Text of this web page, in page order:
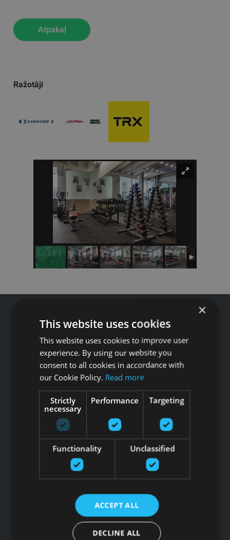
Ražotāji
Atpakaļ
Tālrunis: +371 67 99 40 44
info@gfitness.lv
SIA G Kolizejs
Juridiskā adrese: Ezermalas iela 6 k-3, Rīga, LV-1006
Reģ.Nr. 44103017158 PVN Nr. LV44103017158
A/S SEB Banka LV92UNLA0004007467819 , SWIFT: UNLALV2X
Pieteikties jaunumiem
×
This website uses cookies
This website uses cookies to improve user
experience. By using our website you
consent to all cookies in accordance with
our Cookie Policy. Read more
Strictly
necessary
Performance Targeting
Functionality Unclassified
ACCEPT ALL
DECLINE ALL